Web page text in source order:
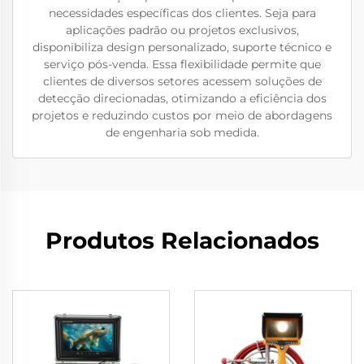
necessidades específicas dos clientes. Seja para
aplicações padrão ou projetos exclusivos,
disponibiliza design personalizado, suporte técnico e
serviço pós-venda. Essa flexibilidade permite que
clientes de diversos setores acessem soluções de
detecção direcionadas, otimizando a eficiência dos
projetos e reduzindo custos por meio de abordagens
de engenharia sob medida.
Produtos Relacionados